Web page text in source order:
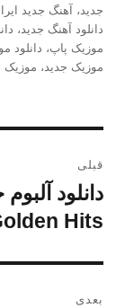
شده
در
جدید، آهنگ جدید
دانلود آهنگ جدید،
موزیک پاپ، دانلود
موزیک جدید، موزیک
نوشته
قبلی
نوشته
قبلی:
Hits
بعدی